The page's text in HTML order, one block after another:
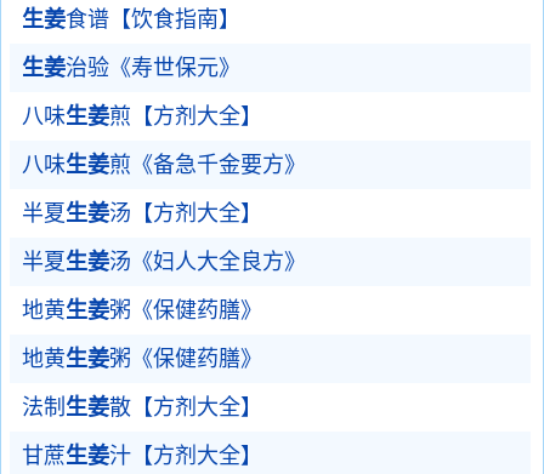
生姜食谱【饮食指南】
生姜治验《寿世保元》
八味生姜煎【方剂大全】
八味生姜煎《备急千金要方》
半夏 生姜汤【方剂大全】
半夏 生姜汤《妇人大全良方》
地黄生姜粥《保健药膳》
地黄生姜粥《保健药膳》
法制 生姜散【方剂大全】
甘蔗生姜汁【方剂大全】